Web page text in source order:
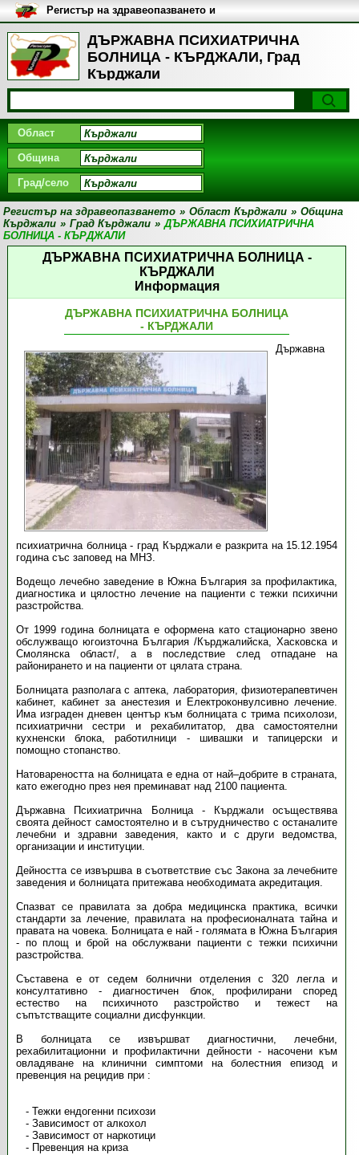
ДЪРЖАВНА ПСИХИАТРИЧНА
БОЛНИЦА - КЪРДЖАЛИ, Град
Кърджали
Регистър на здравеопазването и
медицинските заведения в
България
Област
Община
Град/село
Регистър на здравеопазването » Област Кърджали » Община
Кърджали » Град Кърджали » ДЪРЖАВНА ПСИХИАТРИЧНА
БОЛНИЦА - КЪРДЖАЛИ
ДЪРЖАВНА ПСИХИАТРИЧНА БОЛНИЦА -
КЪРДЖАЛИ
Информация
ДЪРЖАВНА ПСИХИАТРИЧНА БОЛНИЦА
- КЪРДЖАЛИ
Държавна
психиатрична болница - град Кърджали е разкрита на 15.12.1954
година със заповед на МНЗ.
Водещо лечебно заведение в Южна България за профилактика,
диагностика и цялостно лечение на пациенти с тежки психични
разстройства.
От 1999 година болницата е оформена като стационарно звено
обслужващо югоизточна България /Кърджалийска, Хасковска и
Смолянска област/, а в последствие след отпадане на
районирането и на пациенти от цялата страна.
Болницата разполага с аптека, лаборатория, физиотерапевтичен
кабинет, кабинет за анестезия и Електроконвулсивно лечение.
Има изграден дневен център към болницата с трима психолози,
психиатрични сестри и рехабилитатор, два самостоятелни
кухненски блока, работилници - шивашки и тапицерски и
помощно стопанство.
Натовареността на болницата е една от най–добрите в страната,
като ежегодно през нея преминават над 2100 пациента.
Държавна Психиатрична Болница - Кърджали осъществява
своята дейност самостоятелно и в сътрудничество с останалите
лечебни и здравни заведения, както и с други ведомства,
организации и институции.
Дейността се извършва в съответствие със Закона за лечебните
заведения и болницата притежава необходимата акредитация.
Спазват се правилата за добра медицинска практика, всички
стандарти за лечение, правилата на професионалната тайна и
правата на човека. Болницата е най - голямата в Южна България
- по площ и брой на обслужвани пациенти с тежки психични
разстройства.
Съставена е от седем болнични отделения с 320 легла и
консултативно - диагностичен блок, профилирани според
естество на психичното разстройство и тежест на
съпътстващите социални дисфункции.
В болницата се извършват диагностични, лечебни,
рехабилитационни и профилактични дейности - насочени към
овладяване на клинични симптоми на болестния епизод и
превенция на рецидив при :
- Тежки ендогенни психози
- Зависимост от алкохол
- Зависимост от наркотици
- Превенция на криза